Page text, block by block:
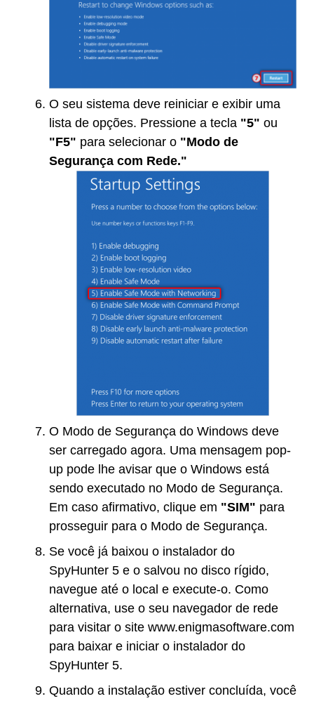
O seu sistema deve reiniciar e exibir uma
lista de opções. Pressione a tecla "5" ou
"F5" para selecionar o "Modo de
Segurança com Rede."
O Modo de Segurança do Windows deve
ser carregado agora. Uma mensagem pop-
up pode lhe avisar que o Windows está
sendo executado no Modo de Segurança.
Em caso afirmativo, clique em "SIM" para
prosseguir para o Modo de Segurança.
Se você já baixou o instalador do
SpyHunter 5 e o salvou no disco rígido,
navegue até o local e execute-o. Como
alternativa, use o seu navegador de rede
para visitar o site www.enigmasoftware.com
para baixar e iniciar o instalador do
SpyHunter 5.
Quando a instalação estiver concluída, você